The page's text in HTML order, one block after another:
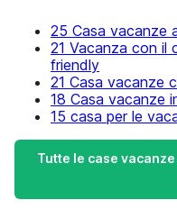
25 Casa vacanze
21 Vacanza con il
friendly
21 Casa vacanze
18 Casa vacanze
15 casa per le
Tutte le case